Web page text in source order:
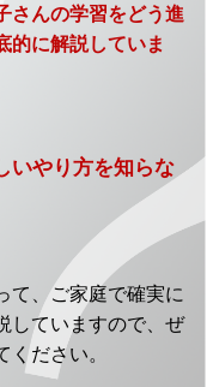
さんの学習をどう進
的に解説していま
いやり方を知らな
て、ご家庭で確実に
していますので、ぜ
ださい。